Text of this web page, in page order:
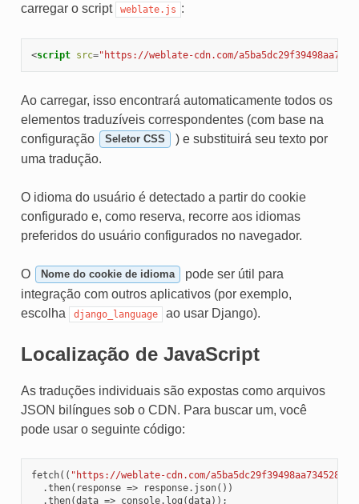
carregar o script
weblate.js :
<script src="https://weblate-cdn.com/
Ao carregar, isso encontrará automaticamente todos os
elementos traduzíveis correspondentes (com base na
configuração
Seletor CSS
) e substituirá seu texto por
uma tradução.
O idioma do usuário é detectado a partir do cookie
configurado e, como reserva, recorre aos idiomas
preferidos do usuário configurados no navegador.
O Nome do cookie de idioma
pode ser útil para
integração com outros aplicativos (por exemplo,
escolha
django_language ao usar Django).
Localização de JavaScript
As traduções individuais são expostas como arquivos
JSON bilíngues sob o CDN. Para buscar um, você
pode usar o seguinte código:
fetch(( "https://weblate-cdn.com/
.then( response => response. json())
.then(data => console. log (data));